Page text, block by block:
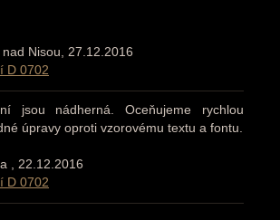
Nisou, 27.12.2016
D 0702
jsou nádherná. Oceňujeme rychlou
úpravy oproti vzorovému textu a fontu.
, 22.12.2016
D 0702